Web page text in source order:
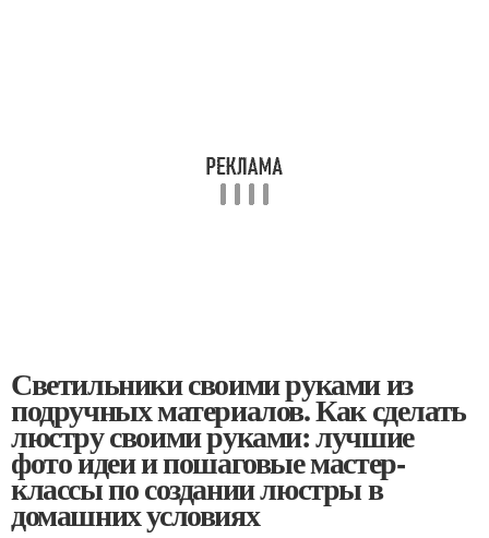
Светильники своими руками из
подручных материалов. Как сделать
люстру своими руками: лучшие
фото идеи и пошаговые мастер-
классы по создании люстры в
домашних условиях